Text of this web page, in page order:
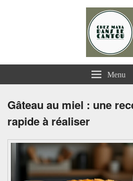
Chez Maya dans le
Menu
Gâteau au miel : une
rapide à réaliser